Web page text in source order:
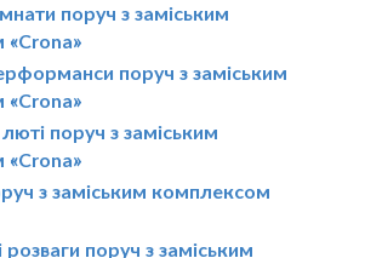
поруч з заміським
поруч з заміським
поруч з заміським
з заміським комплексом
розваги поруч з заміським